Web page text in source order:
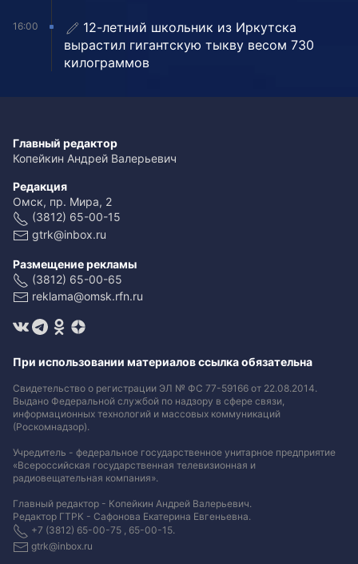
16:00
12-летний школьник из Иркутска
вырастил гигантскую тыкву весом 730
килограммов
Главный редактор
Копейкин Андрей Валерьевич
Редакция
Омск, пр. Мира, 2
(3812) 65-00-15
gtrk@inbox.ru
Размещение рекламы
(3812) 65-00-65
reklama@omsk.rfn.ru
При использовании материалов ссылка обязательна
Свидетельство о регистрации ЭЛ № ФС 77-59166 от 22.08.2014.
Выдано Федеральной службой по надзору в сфере связи,
информационных технологий и массовых коммуникаций
(Роскомнадзор).
Учредитель - федеральное государственное унитарное предприятие
«Всероссийская государственная телевизионная и
радиовещательная компания».
Главный редактор - Копейкин Андрей Валерьевич.
Редактор ГТРК - Сафонова Екатерина Евгеньевна.
+7 (3812) 65-00-75 , 65-00-15.
gtrk@inbox.ru